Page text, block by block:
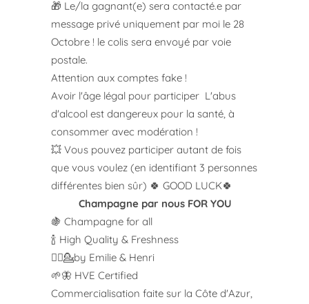
🎁 Le/la gagnant(e) sera contacté.e par
message privé uniquement par moi le 28
Octobre ! le colis sera envoyé par voie
postale.
Attention aux comptes fake !
Avoir l'âge légal pour participer L'abus
d'alcool est dangereux pour la santé, à
consommer avec modération !
💥 Vous pouvez participer autant de fois
que vous voulez (en identifiant 3 personnes
différentes bien sûr) 🍀 GOOD LUCK🍀
Champagne par nous FOR YOU
🍇 Champagne for all
🍾 High Quality & Freshness
💁‍♀️💁by Emilie & Henri
🌱🦋 HVE Certified
Commercialisation faite sur la Côte d'Azur,